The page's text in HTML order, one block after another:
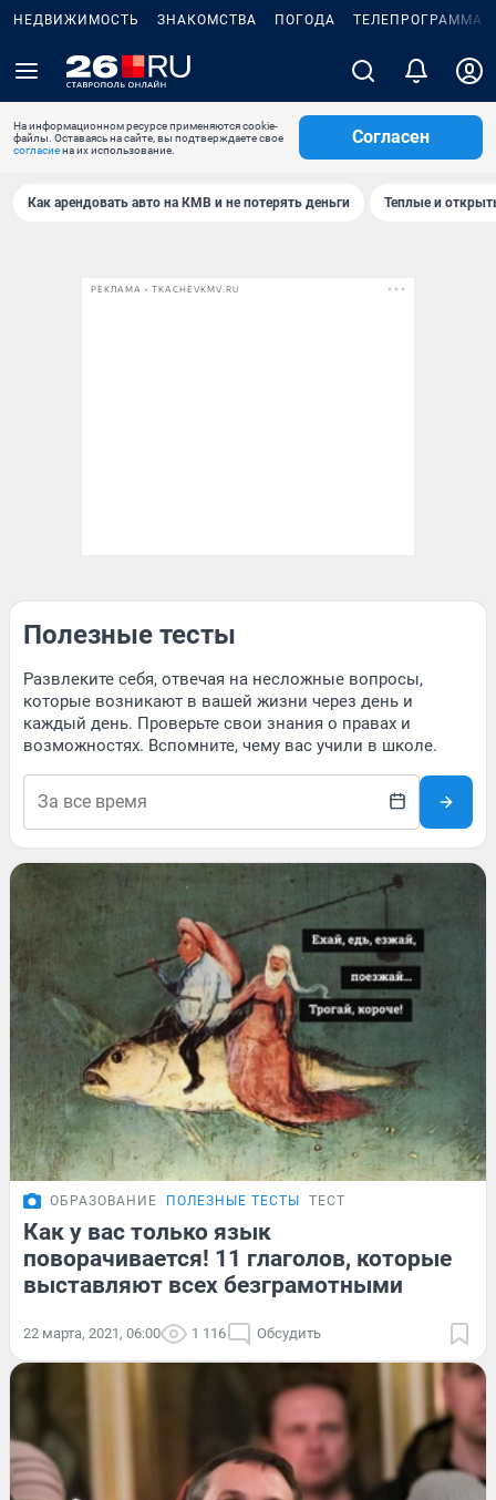
НЕДВИЖИМОСТЬ ЗНАКОМСТВА ПОГОДА ТЕЛЕПРОГРАММА
На информационном ресурсе применяются cookie-
файлы. Оставаясь на сайте, вы подтверждаете свое
согласиена их использование.
Согласен
Как арендовать авто на КМВ и не потерять деньги Теплые и
РЕКЛАМА • TKACHEVKMV.RU
Полезные тесты
Развлеките себя, отвечая на несложные вопросы,
которые возникают в вашей жизни через день и
каждый день. Проверьте свои знания о правах и
возможностях. Вспомните, чему вас учили в школе.
ОБРАЗОВАНИЕ ПОЛЕЗНЫЕ ТЕСТЫ ТЕСТ
Как у вас только язык
поворачивается! 11 глаголов, которые
выставляют всех безграмотными
22 марта, 2021, 06:00 1 116 Обсудить